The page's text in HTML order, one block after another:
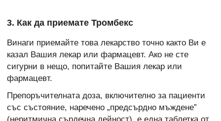
3. Как да приемате Тромбекс
Винаги приемайте това лекарство точно както Ви е
казал Вашия лекар или фармацевт. Ако не сте
сигурни в нещо, попитайте Вашия лекар или
фармацевт.
Препоръчителната доза, включително за пациенти
със състояние, наречено „предсърдно мъждене”
(неритмична сърдечна дейност), е една таблетка от